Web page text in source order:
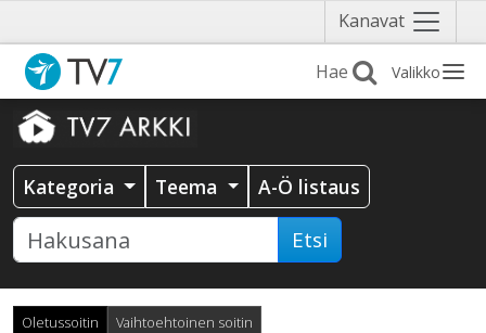
Kanavat Näytä
valikko
Valikko
Kategoria Teema A-Ö listaus
Etsi
Oletussoitin Vaihtoehtoinen soitin